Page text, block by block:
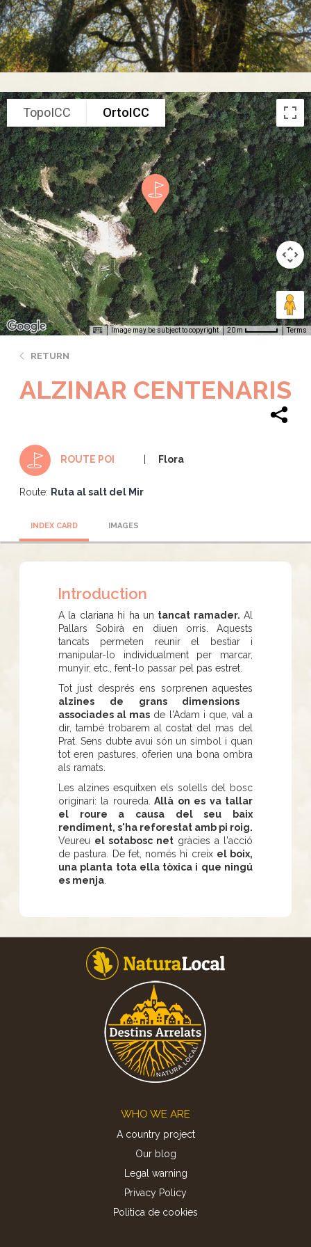
TopoICC OrtoICC
Image may be subject to copyright 20 m Terms
RETURN
ALZINAR CENTENARIS
ROUTE POI Flora
Route: Ruta al salt del Mir
INDEX CARD IMAGES
Introduction
A la clariana hi ha un tancat ramader. Al
Pallars Sobirà en diuen orris. Aquests
tancats permeten reunir el bestiar i
manipular-lo individualment per marcar,
munyir, etc., fent-lo passar pel pas estret.
Tot just després ens sorprenen aquestes
alzines de grans dimensions
associades al mas de l'Adam i que, val a
dir, també trobarem al costat del mas del
Prat. Sens dubte avui són un símbol i quan
tot eren pastures, oferien una bona ombra
als ramats.
Les alzines esquitxen els solells del bosc
originari: la roureda. Allà on es va tallar
el roure a causa del seu baix
rendiment, s'ha reforestat amb pi roig.
Veureu el sotabosc net gràcies a l'acció
de pastura. De fet, només hi creix el boix,
una planta tota ella tòxica i que ningú
es menja
WHO WE ARE
A country project
Our blog
Legal warning
Privacy Policy
Politica de cookies